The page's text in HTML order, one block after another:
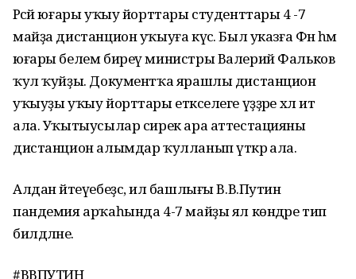
Рәсәй юғары уҡыу йорттары студенттары 4 -7
майҙа дистанцион уҡыуға күсә. Был указға Фән һәм
юғары белем биреү министры Валерий Фальков
ҡул ҡуйҙы. Документҡа ярашлы дистанцион
уҡыуҙы уҡыу йорттары етәкселеге үҙҙәре хәл итә
ала. Уҡытыусылар сирек ара аттестацияны
дистанцион алымдар ҡулланып үткәрә ала.
Алдан әйтеүебеҙсә, ил башлығы В.В.Путин
пандемия арҡаһында 4-7 майҙы ял көндәре тип
билдәләне.
#ВВПУТИН